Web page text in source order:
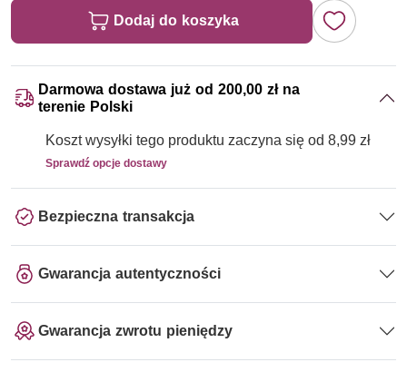
Dodaj do koszyka
Darmowa dostawa już od 200,00 zł na
terenie Polski
Koszt wysyłki tego produktu zaczyna się od 8,99 zł
Sprawdź opcje dostawy
Bezpieczna transakcja
Gwarancja autentyczności
Gwarancja zwrotu pieniędzy